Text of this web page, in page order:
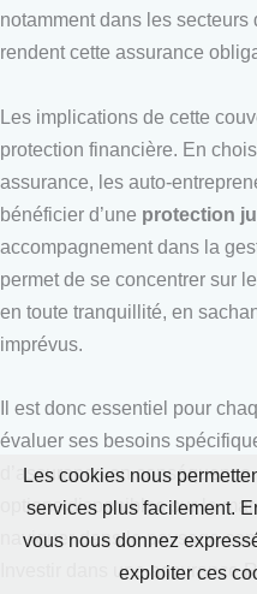
notamment dans les
rendent cette assurance
Les implications de cette
protection financière. En
assurance, les auto-
bénéficier d’une protection
accompagnement dans la
permet de se concentrer sur
en toute tranquillité, en
imprévus.
Il est donc essentiel pour
évaluer ses besoins
d’assurance en
options disponibles sur le
naviguer dans le paysage
Investir dans une assurance
Les cookies nous
services plus facilement.
vous nous donnez
exploiter ces